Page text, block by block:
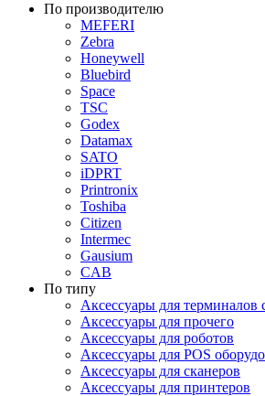
По производителю
MEFERI
Zebra
Honeywell
Bluebird
Space
TSC
Godex
Datamax
SATO
iDPRT
Printronix
Toshiba
Citizen
Intermec
Gausium
CAB
По типу
Аксессуары для терминалов
Аксессуары для прочего
Аксессуары для роботов
Аксессуары для POS
Аксессуары для сканеров
Аксессуары для принтеров